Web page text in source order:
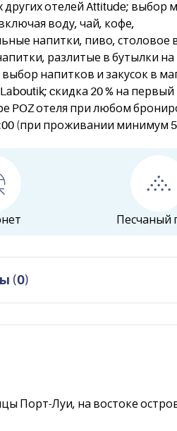
других отелей Attitude; выбор
воду, чай, кофе,
напитки, пиво, столовое
разлитые в бутылки на
напитков и закусок в
cкидка 20 % на
POZ отеля при любом
(при проживании минимум
Песчаный
(0)
Порт-Луи, на востоке